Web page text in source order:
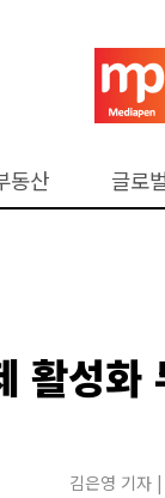
동산 글로벌
활성화
김은영 기